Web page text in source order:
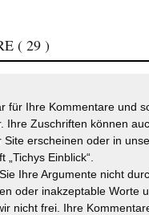
( 29 )
für Ihre Kommentare und
Ihre Zuschriften können
Site erscheinen oder in
„Tichys Einblick“.
Ihre Argumente nicht
oder inakzeptable Worte
nicht frei. Ihre